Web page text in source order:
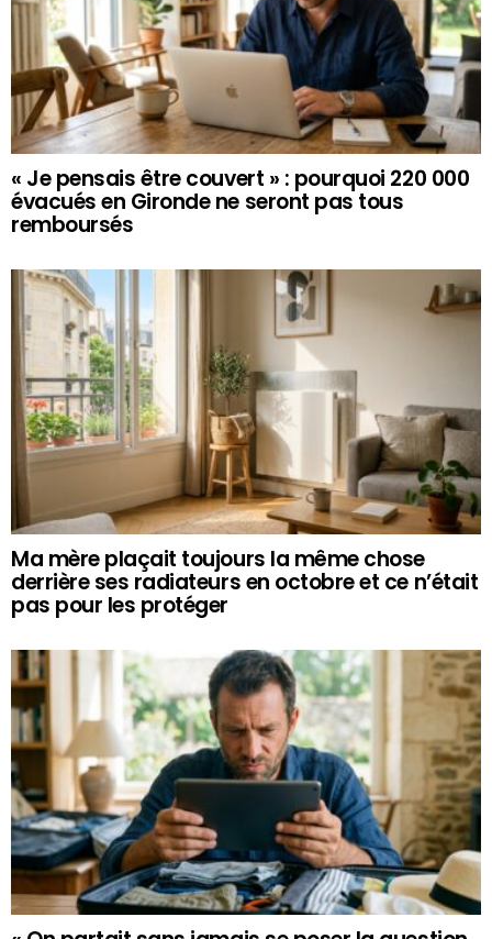
« Je pensais être couvert » : pourquoi 220 000
évacués en Gironde ne seront pas tous
remboursés
Ma mère plaçait toujours la même chose
derrière ses radiateurs en octobre et ce n’était
pas pour les protéger